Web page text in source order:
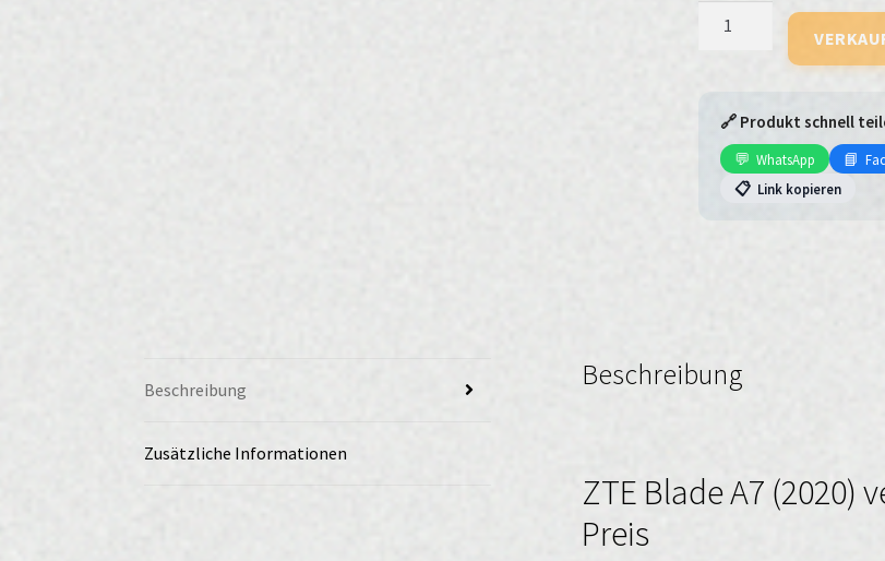
(2020)
Menge
🔗 Produkt schnell
💬 WhatsApp 📘
📋 Link kopieren
Beschreibung
Zusätzliche Informationen
Beschreibung
ZTE Blade A7 (2020)
Preis